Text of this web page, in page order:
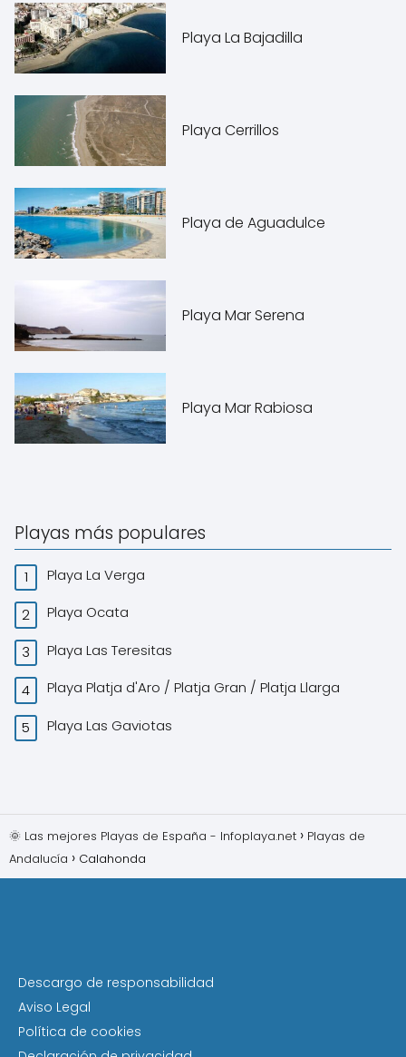
Playa La Bajadilla
Playa Cerrillos
Playa de Aguadulce
Playa Mar Serena
Playa Mar Rabiosa
Playas más populares
Playa La Verga
Playa Ocata
Playa Las Teresitas
Playa Platja d'Aro / Platja Gran / Platja Llarga
Playa Las Gaviotas
🌞 Las mejores Playas de España - Infoplaya.net
Playas de
Andalucía
Calahonda
Descargo de responsabilidad
Aviso Legal
Política de cookies